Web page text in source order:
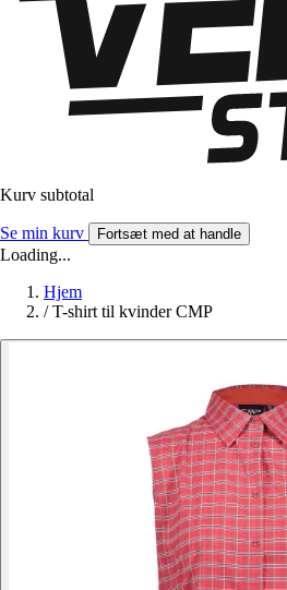
Kurv subtotal
Se min kurv Fortsæt med at handle
Loading...
Hjem
/ T-shirt til kvinder CMP